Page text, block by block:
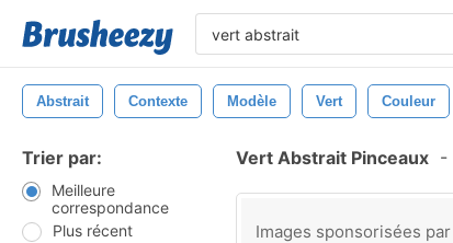
Abstrait Contexte Modèle Vert Couleur
Trier par:
Meilleure
correspondance
Plus récent
Vert Abstrait Pinceaux -
Images sponsorisées par